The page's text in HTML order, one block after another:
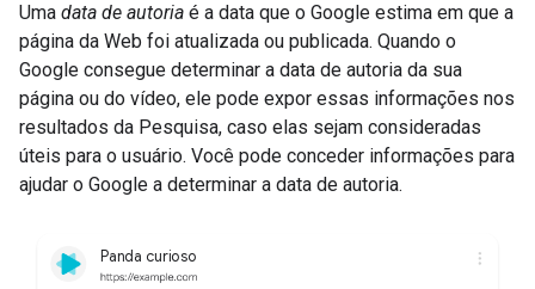
Uma data de autoria é a data que o Google estima em que a
página da Web foi atualizada ou publicada. Quando o
Google consegue determinar a data de autoria da sua
página ou do vídeo, ele pode expor essas informações nos
resultados da Pesquisa, caso elas sejam consideradas
úteis para o usuário. Você pode conceder informações para
ajudar o Google a determinar a data de autoria.
Panda curioso